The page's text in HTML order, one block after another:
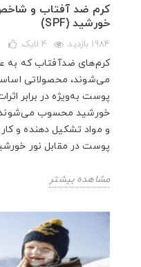
کرم‌ ضد آفتاب و شاخص
خورشید (SPF)
1984 بازدید 4 لایک
کرم‌های ضدآفتاب که به
می‌شوند، محصولاتی
خورشید محسوب می‌شوند.
و مواد تشکیل دهنده و
پوست در مقابل نور
مشاهده بیشتر